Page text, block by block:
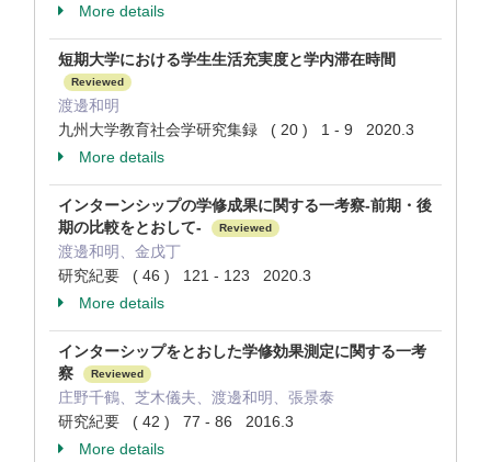
More details
短期大学における学生生活充実度と学内滞在時間
Reviewed
渡邊和明
九州大学教育社会学研究集録 ( 20 ) 1 - 9 2020.3
More details
インターンシップの学修成果に関する一考察-前期・後
期の比較をとおして-
Reviewed
渡邊和明、金戊丁
研究紀要 ( 46 ) 121 - 123 2020.3
More details
インターシップをとおした学修効果測定に関する一考
察
Reviewed
庄野千鶴、芝木儀夫、渡邊和明、張景泰
研究紀要 ( 42 ) 77 - 86 2016.3
More details